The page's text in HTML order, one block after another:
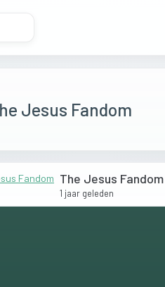
Jesus Fandom
The Jesus Fandom
1 jaar geleden